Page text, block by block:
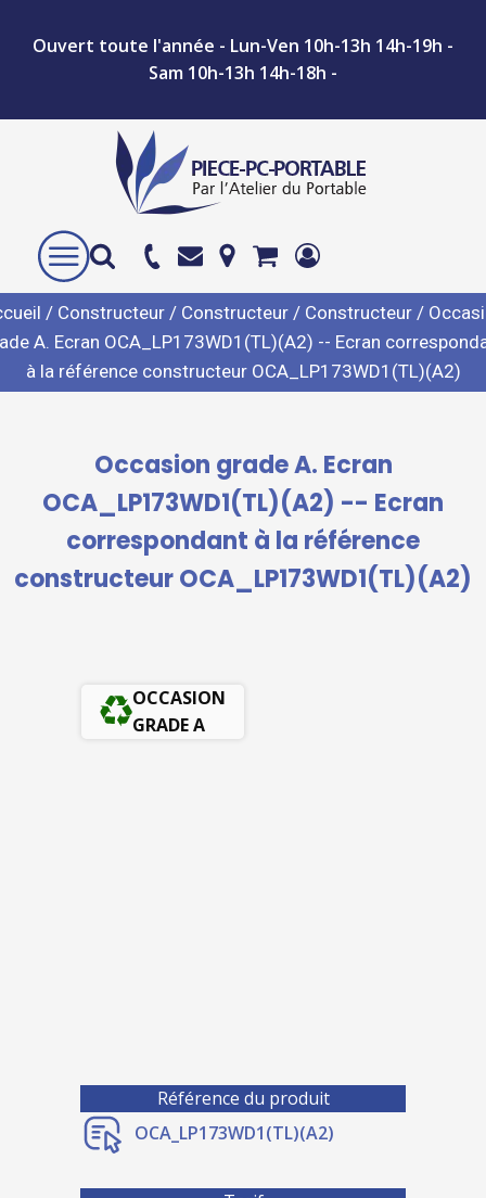
Ouvert toute l'année - Lun-Ven 10h-13h 14h-19h -
Sam 10h-13h 14h-18h -
/ Constructeur/ Constructeur/ Constructeur/
A. Ecran OCA_LP173WD1(TL)(A2) -- Ecran
à la référence constructeur OCA_LP173WD1(TL)(A2)
Occasion grade A. Ecran
OCA_LP173WD1(TL)(A2) -- Ecran
correspondant à la référence
constructeur OCA_LP173WD1(TL)(A2)
OCCASION
GRADE A
Référence du produit
OCA_LP173WD1(TL)(A2)